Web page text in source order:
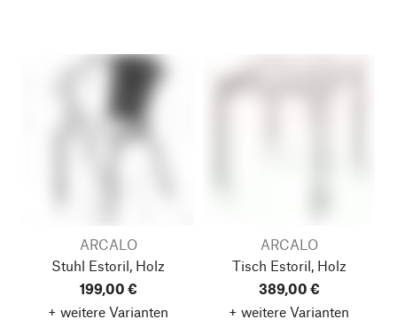
ARCALO
Stuhl Estoril, Holz
199,00 €
+ weitere Varianten
ARCALO
Tisch Estoril, Holz
389,00 €
+ weitere Varianten